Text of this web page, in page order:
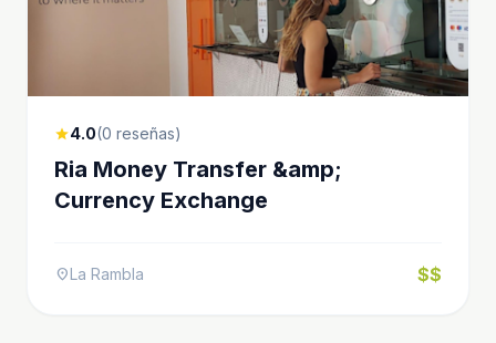
star4.0(0 reseñas)
Ria Money Transfer &amp;
Currency Exchange
location_onLa Rambla $$